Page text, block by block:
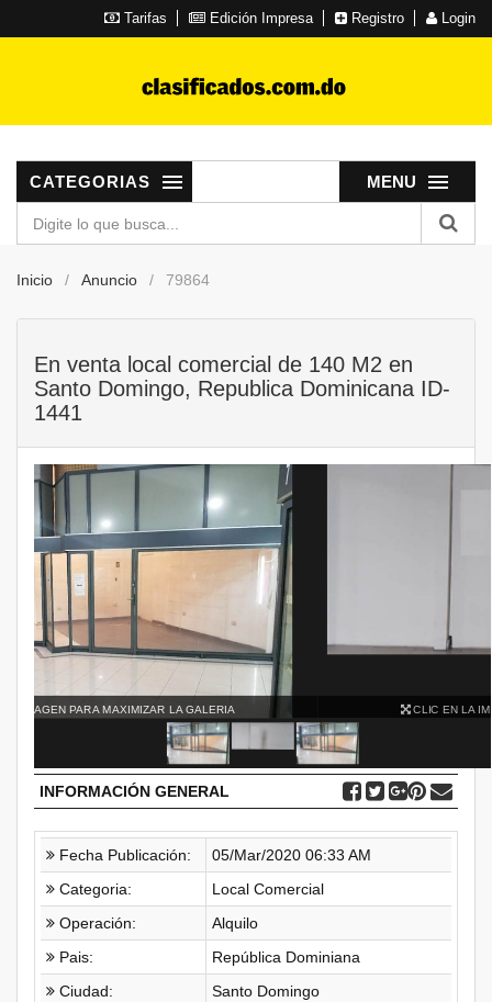
Tarifas Edición Impresa Registro Login
MENU
CATEGORIAS
Inicio Anuncio 79864
En venta local comercial de 140 M2 en
Santo Domingo, Republica Dominicana ID-
1441
CLIC EN LA IMAGEN PARA MAXIMIZAR LA GALERIA
INFORMACIÓN GENERAL
Fecha Publicación:
05/Mar/2020 06:33 AM
Categoria:
Local Comercial
Operación:
Alquilo
Pais:
República Dominiana
Ciudad:
Santo Domingo